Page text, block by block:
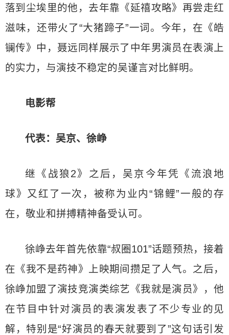
落到尘埃里的他，去年靠《延禧攻略》再尝走红
滋味，还带火了“大猪蹄子”一词。今年，在《皓
镧传》中，聂远同样展示了中年男演员在表演上
的实力，与演技不稳定的吴谨言对比鲜明。
电影帮
代表：吴京、徐峥
继《战狼2》之后，吴京今年凭《流浪地
球》又红了一次，被称为业内“锦鲤”一般的存
在，敬业和拼搏精神备受认可。
徐峥去年首先依靠“叔圈101”话题预热，接着
在《我不是药神》上映期间攒足了人气。之后，
徐峥加盟了演技竞演类综艺《我就是演员》，他
在节目中针对演员的表演发表了不少专业的见
解，特别是“好演员的春天就要到了”这句话引发